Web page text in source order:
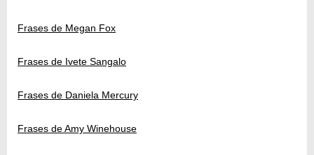
Frases de Megan Fox
Frases de Ivete Sangalo
Frases de Daniela Mercury
Frases de Amy Winehouse